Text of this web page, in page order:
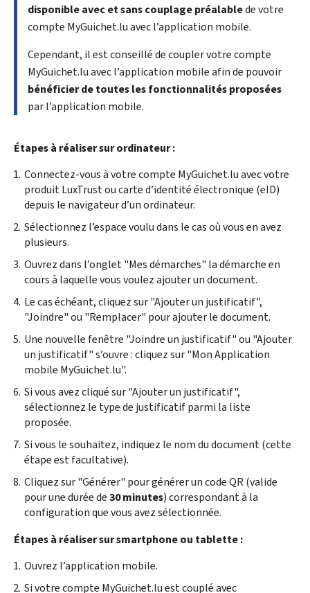
disponible avec et sans couplage préalablede votre
compte MyGuichet.lu avec l’application mobile.
Cependant, il est conseillé de coupler votre compte
MyGuichet.lu avec l’application mobile afin de pouvoir
bénéficier de toutes les fonctionnalités proposées
par l’application mobile.
Étapes à réaliser sur ordinateur :
Connectez-vous à votre compte MyGuichet.lu avec votre
produit LuxTrust ou carte d’identité électronique (eID)
depuis le navigateur d’un ordinateur.
Sélectionnez l’espace voulu dans le cas où vous en avez
plusieurs.
Ouvrez dans l’onglet "Mes démarches" la démarche en
cours à laquelle vous voulez ajouter un document.
Le cas échéant, cliquez sur "Ajouter un justificatif",
"Joindre" ou "Remplacer" pour ajouter le document.
Une nouvelle fenêtre "Joindre un justificatif" ou "Ajouter
un justificatif" s’ouvre : cliquez sur "Mon Application
mobile MyGuichet.lu".
Si vous avez cliqué sur "Ajouter un justificatif",
sélectionnez le type de justificatif parmi la liste
proposée.
Si vous le souhaitez, indiquez le nom du document (cette
étape est facultative).
Cliquez sur "Générer" pour générer un code QR (valide
pour une durée de30 minutes) correspondant à la
configuration que vous avez sélectionnée.
Étapes à réaliser sursmartphoneou tablette :
Ouvrez l’application mobile.
Si votre compte MyGuichet.lu est couplé avec